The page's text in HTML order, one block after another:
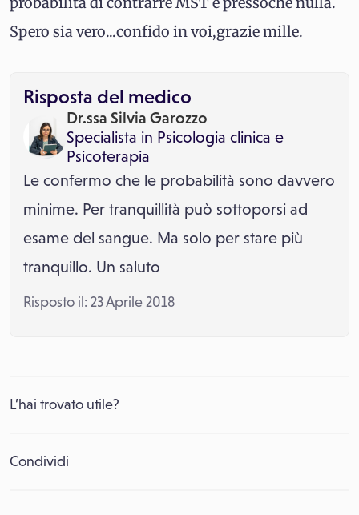
Spero sia vero...confido in voi,grazie mille.
Risposta del medico
Dr.ssa Silvia Garozzo
Specialista in Psicologia clinica e
Psicoterapia
Le confermo che le probabilità sono davvero
minime. Per tranquillità può sottoporsi ad
esame del sangue. Ma solo per stare più
tranquillo. Un saluto
Risposto il: 23 Aprile 2018
L’hai trovato utile?
Condividi